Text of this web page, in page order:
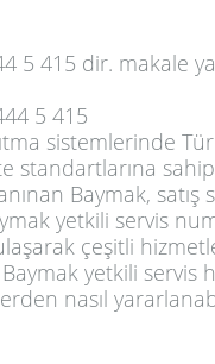
5 415 dir. makale
5 415
sistemlerinde
standartlarına
Baymak, satış
yetkili servis
çeşitli
yetkili servis
nasıl